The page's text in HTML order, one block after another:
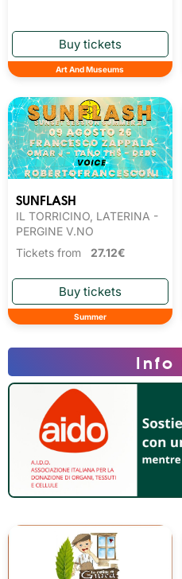
Art And Museums
SUNFLASH
IL TORRICINO, LATERINA -
PERGINE V.NO
Tickets from 27.12€
Summer
Info